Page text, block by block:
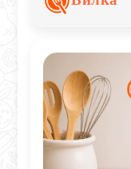
стола.